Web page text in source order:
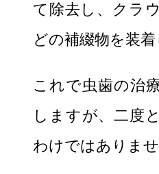
て除去し、クラ
どの補綴物を装着
これで虫歯の治
しますが、二度
わけではありませ